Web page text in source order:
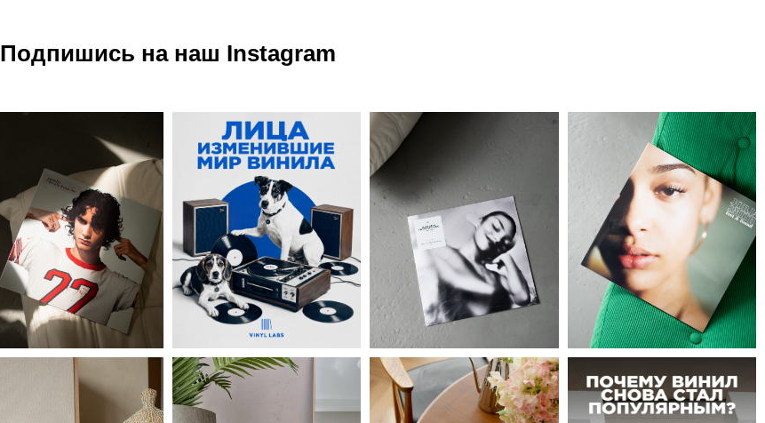
Подпишись на наш Instagram